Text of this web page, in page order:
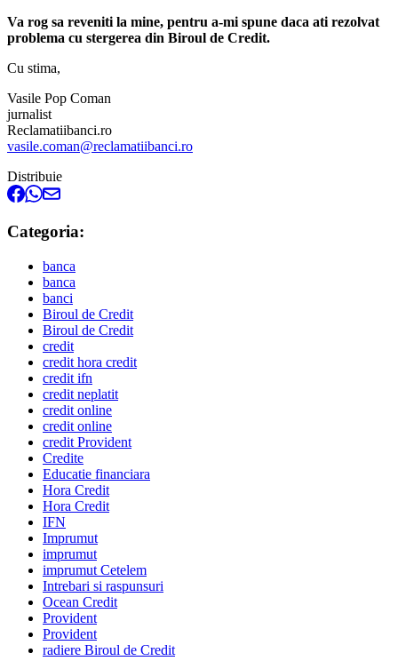
Va rog sa reveniti la mine, pentru a-mi spune daca ati rezolvat
problema cu stergerea din Biroul de Credit.
Cu stima,
Vasile Pop Coman
jurnalist
Reclamatiibanci.ro
vasile.coman@reclamatiibanci.ro
Distribuie
Categoria:
banca
banca
banci
Biroul de Credit
Biroul de Credit
credit
credit hora credit
credit ifn
credit neplatit
credit online
credit online
credit Provident
Credite
Educatie financiara
Hora Credit
Hora Credit
IFN
Imprumut
imprumut
imprumut Cetelem
Intrebari si raspunsuri
Ocean Credit
Provident
Provident
radiere Biroul de Credit